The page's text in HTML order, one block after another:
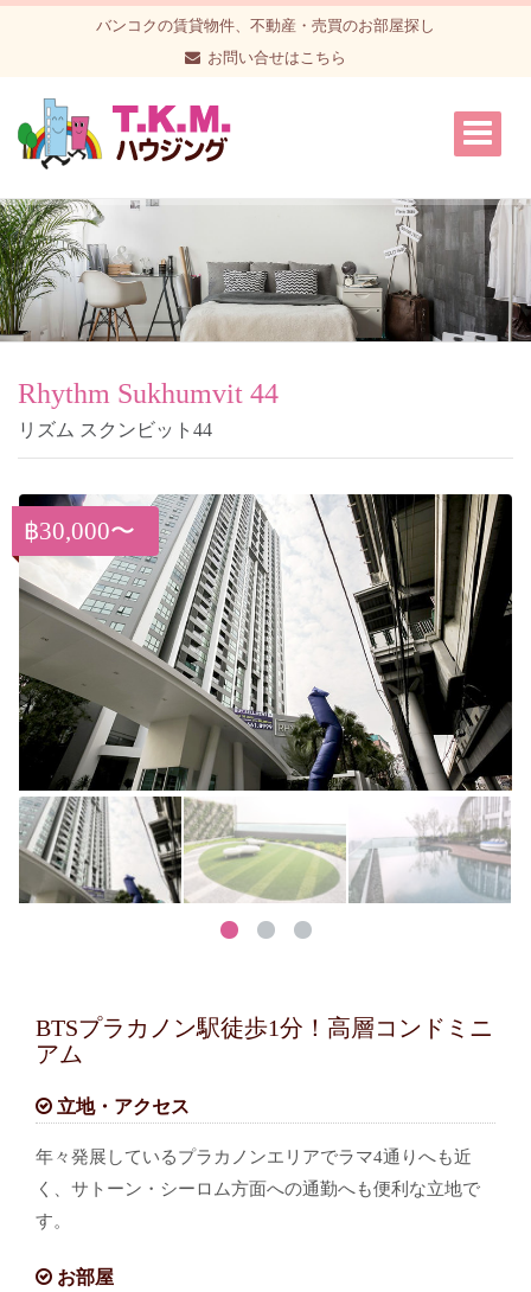
バンコクの賃貸物件、不動産・売買のお部屋探し
お問い合せはこちら
Rhythm Sukhumvit 44
リズム スクンビット44
฿30,000〜
BTSプラカノン駅徒歩1分！高層コンドミニ
アム
立地・アクセス
年々発展しているプラカノンエリアでラマ4通りへも近
く、サトーン・シーロム方面への通勤へも便利な立地で
す。
お部屋